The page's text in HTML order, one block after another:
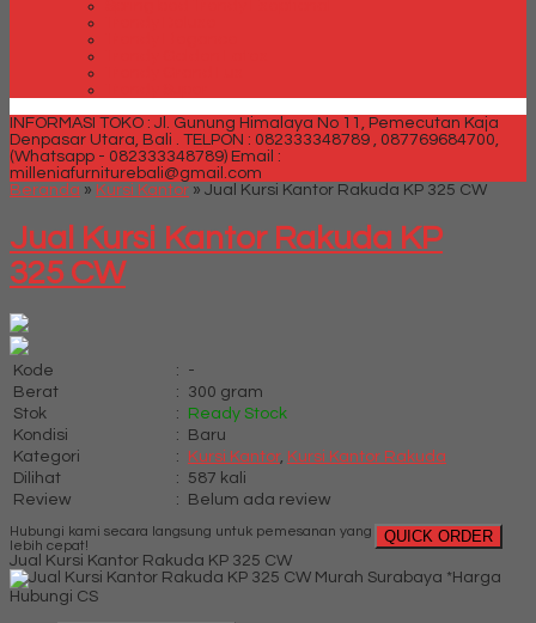
INFORMASI TOKO : Jl. Gunung Himalaya No 11, Pemecutan Kaja
Denpasar Utara, Bali . TELPON : 082333348789 , 087769684700,
(Whatsapp - 082333348789) Email :
milleniafurniturebali@gmail.com
Beranda » Kursi Kantor » Jual Kursi Kantor Rakuda KP 325 CW
Jual Kursi Kantor Rakuda KP
325 CW
Kode :
-
Berat
:
300 gram
Stok
:
Ready Stock
Kondisi
:
Baru
Kategori
: Kursi Kantor, Kursi Kantor Rakuda
Dilihat
:
587 kali
Review
: Belum ada review
QUICK ORDER
Hubungi kami secara langsung untuk pemesanan yang
lebih cepat!
Jual Kursi Kantor Rakuda KP 325 CW
*Harga
Hubungi CS